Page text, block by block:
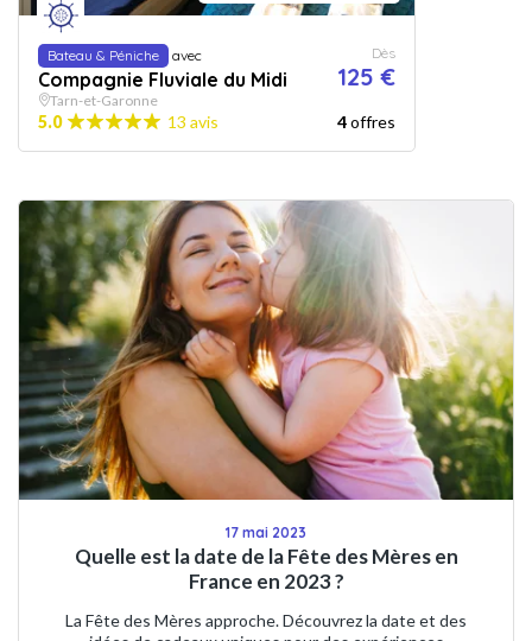
Bateau & Péniche avec
Compagnie Fluviale du Midi
Dès
125 €
Tarn-et-Garonne
5.0 13 avis 4offres
17 mai 2023
Quelle est la date de la Fête des Mères en
France en 2023 ?
La Fête des Mères approche. Découvrez la date et des